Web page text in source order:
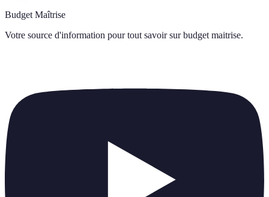
Budget Maîtrise
Votre source d'information pour tout savoir sur budget maitrise.